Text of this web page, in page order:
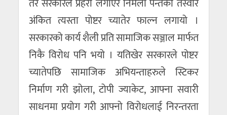
तर सरकारले प्रहरी लगाएर निर्मला पन्तको तस्वीर
अंकित त्यस्ता पोष्टर च्यातेर फाल्न लगायो ।
सरकारको कार्य शैली प्रति सामाजिक सञ्जाल मार्फत
निकै विरोध पनि भयो । यतिखेर सरकारले पोष्टर
च्यातेपछि सामाजिक अभियन्ताहरुले स्टिकर
निर्माण गरी झोला, टोपी ज्याकेट, आफ्ना सवारी
साधनमा प्रयोग गरी आफ्नो विरोधलाई निरन्तरता